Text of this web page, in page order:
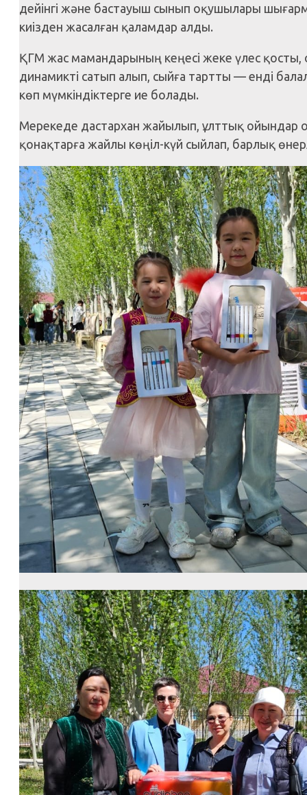
дейінгі және бастауыш сынып оқушылары
киізден жасалған қаламдар алды.
ҚГМ жас мамандарының кеңесі жеке үлес
динамикті сатып алып, сыйға тартты — енді
көп мүмкіндіктерге ие болады.
Мерекеде дастархан жайылып, ұлттық ойындар
қонақтарға жайлы көңіл-күй сыйлап, барлық